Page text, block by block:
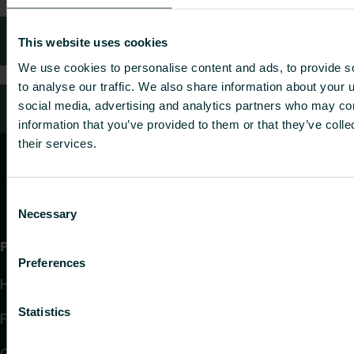
This website uses cookies
We use cookies to personalise content and ads, to provide
to analyse our traffic. We also share information about your
social media, advertising and analytics partners who may
information that you’ve provided to them or that they’ve
their services.
Selection
Necessary
Preferences
Statistics
Häufig gestellte Fragen
Kundendienst
Produkte
Heizkörper
Fußbodenheizung und -kühlung